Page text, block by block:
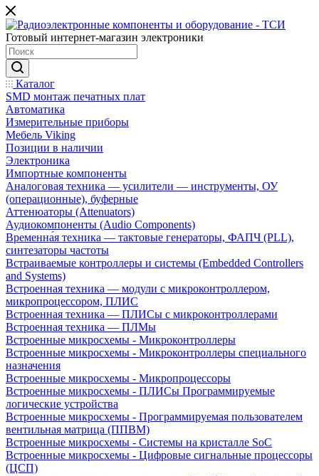
Готовый интернет-магазин электроники
Каталог
SMD монтаж печатных плат
Автоматика
Измерительные приборы
Мебель Viking
Позиции в наличии
Электроника
Импортные компоненты
Аналоговая техника — усилители — инструменты, ОУ
(операционные), буферные
Аттенюаторы (Attenuators)
Аудиокомпоненты (Audio Components)
Временна́я техника — тактовые генераторы, ФАПЧ (PLL),
синтезаторы частоты
Встраиваемые контроллеры и системы (Embedded Controllers
and Systems)
Встроенная техника — модули с микроконтроллером,
микропроцессором, ПЛИС
Встроенная техника — ПЛИСы с микроконтроллерами
Встроенная техника — ПЛМы
Встроенные микросхемы - Микроконтроллеры
Встроенные микросхемы - Микроконтроллеры специального
назначения
Встроенные микросхемы - Микропроцессоры
Встроенные микросхемы - ПЛИСы Программируемые
логические устройства
Встроенные микросхемы - Программируемая пользователем
вентильная матрица (ППВМ)
Встроенные микросхемы - Системы на кристалле SoC
Встроенные микросхемы - Цифровые сигнальные процессоры
(ЦСП)